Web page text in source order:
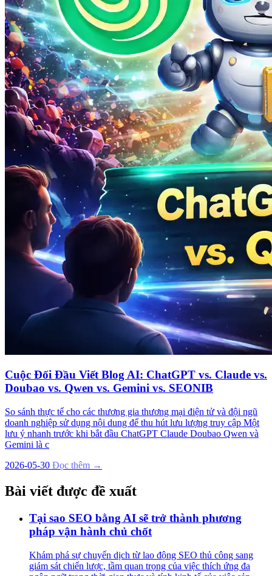
Cuộc Đối Đầu Viết Blog AI: ChatGPT vs. Claude vs.
Doubao vs. Qwen vs. Gemini vs. SEONIB
So sánh thực tế cho các thương gia thương mại điện tử và đội ngũ
doanh nghiệp sử dụng nội dung để thu hút lưu lượng truy cập Một
lưu ý nhanh trước khi bắt đầu ChatGPT Claude Doubao Qwen và
Gemini là c
2026-05-30 Đọc thêm →
Bài viết được đề xuất
Tại sao SEO bằng AI sẽ trở thành phương
pháp vận hành chủ chốt
Khám phá sự chuyển dịch từ lao động SEO thủ công sang
giám sát chiến lược, tầm quan trọng của việc thích ứng đa